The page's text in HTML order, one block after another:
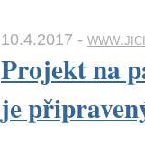
10.4.2017 -
Projekt na
je